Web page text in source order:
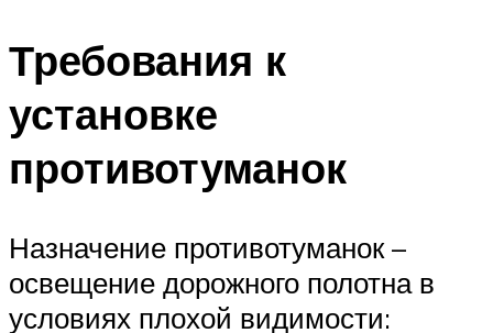
Требования к
установке
противотуманок
Назначение противотуманок –
освещение дорожного полотна в
условиях плохой видимости: